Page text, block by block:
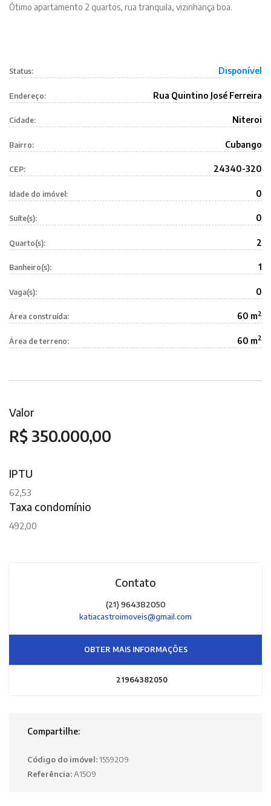
Ótimo apartamento 2 quartos, rua tranquila, vizinhança boa.
Status: Disponível
Endereço: Rua Quintino José Ferreira
Cidade: Niteroi
Bairro: Cubango
CEP: 24340-320
Idade do imóvel: 0
Suíte(s): 0
Quarto(s): 2
Banheiro(s): 1
Vaga(s): 0
Área construída: 60 m2
Área de terreno: 60 m2
Valor
R$ 350.000,00
IPTU
62,53
Taxa condomínio
492,00
Contato
(21) 964382050
katiacastroimoveis@gmail.com
OBTER MAIS INFORMAÇÕES
21964382050
Compartilhe:
Código do imóvel:1559209
Referência:A1509